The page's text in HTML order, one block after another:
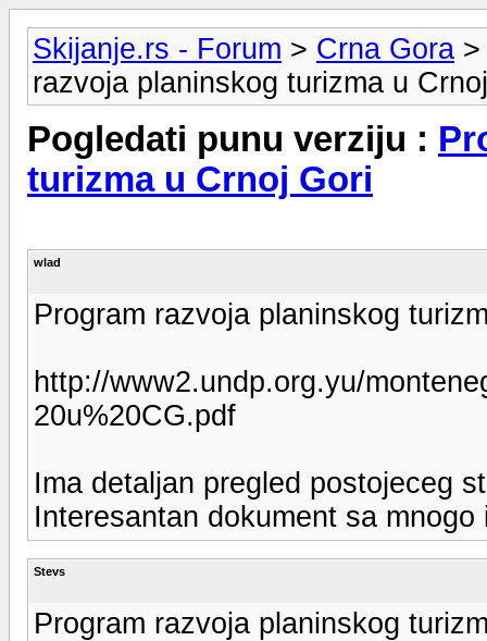
Skijanje.rs - Forum > Crna Gora
razvoja planinskog turizma u
Pogledati punu verziju :
turizma u Crnoj Gori
wlad
Program razvoja planinskog
http://www2.undp.org.yu/
20u%20CG.pdf
Ima detaljan pregled postojeceg
Interesantan dokument sa mnogo
Stevs
Program razvoja planinskog